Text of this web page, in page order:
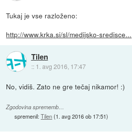
Tukaj je vse razloženo:
http://www.krka.si/sl/medijsko-sredisce...
Tilen
:: 1. avg 2016, 17:47
No, vidiš. Zato ne gre tečaj nikamor! :)
Zgodovina sprememb…
spremenil:Tilen(1. avg 2016 ob 17:51)